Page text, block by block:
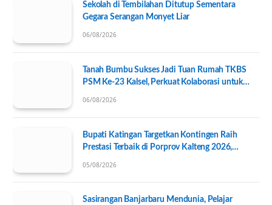
Sekolah di Tembilahan Ditutup Sementara
Gegara Serangan Monyet Liar
06/08/2026
Tanah Bumbu Sukses Jadi Tuan Rumah TKBS
PSM Ke-23 Kalsel, Perkuat Kolaborasi untuk
06/08/2026
Bupati Katingan Targetkan Kontingen Raih
Prestasi Terbaik di Porprov Kalteng 2026,
05/08/2026
Sasirangan Banjarbaru Mendunia, Pelajar